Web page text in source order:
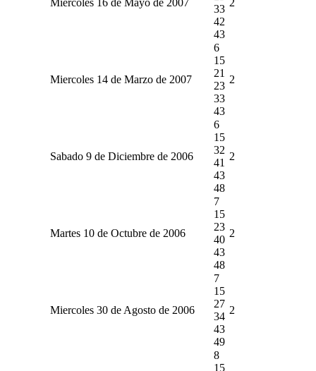
33
42
43
Miercoles 14 de Marzo de 2007
6
15
21
23
33
43
2
Sabado 9 de Diciembre de 2006
6
15
32
41
43
48
2
Martes 10 de Octubre de 2006
7
15
23
40
43
48
2
Miercoles 30 de Agosto de 2006
7
15
27
34
43
49
2
8
15